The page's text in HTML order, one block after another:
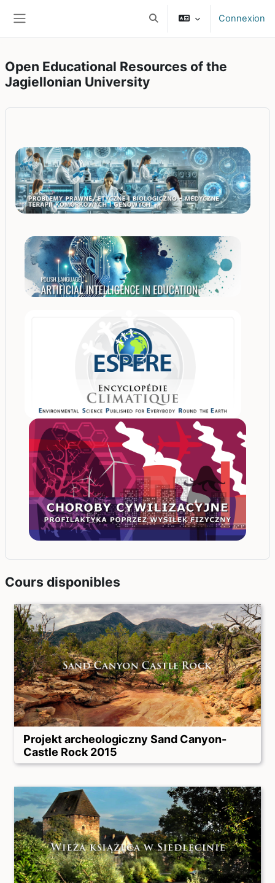
Activer/désactiver la saisie
Connexion
Open Educational Resources of the
Jagiellonian University
Cours disponibles
Projekt archeologiczny Sand Canyon-
Castle Rock 2015